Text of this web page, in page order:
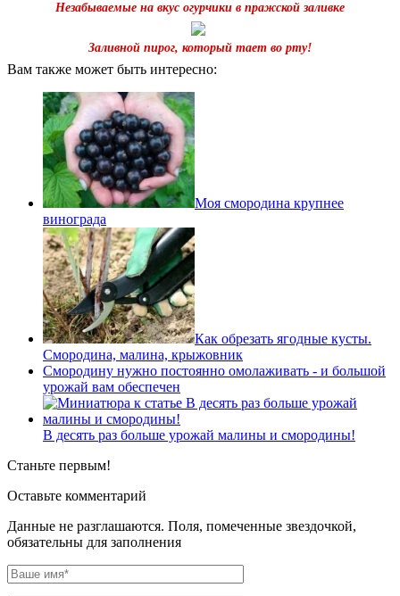
Незабываемые на вкус огурчики в пражской заливке
Заливной пирог, который тает во рту!
Вам также может быть интересно:
Моя смородина крупнее
винограда
Как обрезать ягодные кусты.
Смородина, малина, крыжовник
Смородину нужно постоянно омолаживать - и большой
урожай вам обеспечен
В десять раз больше урожай малины и смородины!
Станьте первым!
Оставьте комментарий
Данные не разглашаются. Поля, помеченные звездочкой,
обязательны для заполнения